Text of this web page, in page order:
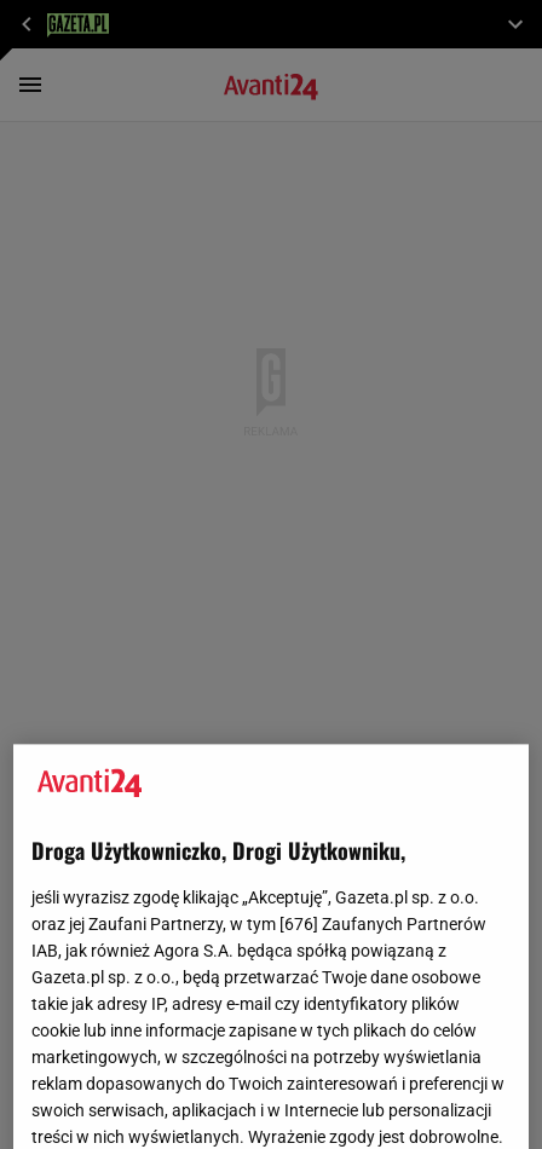
Droga Użytkowniczko, Drogi Użytkowniku,
jeśli wyrazisz zgodę klikając „Akceptuję”, Gazeta.pl sp. z o.o.
oraz jej Zaufani Partnerzy, w tym [676] Zaufanych Partnerów
IAB, jak również Agora S.A. będąca spółką powiązaną z
Gazeta.pl sp. z o.o., będą przetwarzać Twoje dane osobowe
takie jak adresy IP, adresy e-mail czy identyfikatory plików
cookie lub inne informacje zapisane w tych plikach do celów
marketingowych, w szczególności na potrzeby wyświetlania
reklam dopasowanych do Twoich zainteresowań i preferencji w
swoich serwisach, aplikacjach i w Internecie lub personalizacji
treści w nich wyświetlanych. Wyrażenie zgody jest dobrowolne.